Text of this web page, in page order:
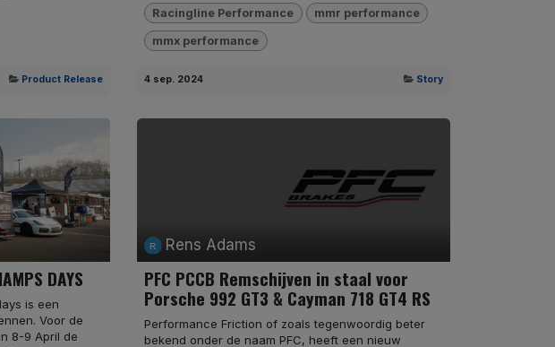
Product Release
Racingline Performance mmr performance
mmx performance
4 sep. 2024 Story
DAYS
is een
Voor de
8-9 April de
Rens Adams
PFC PCCB Remschijven in staal voor
Porsche 992 GT3 & Cayman 718 GT4 RS
Performance Friction of zoals tegenwoordig beter
bekend onder de naam PFC, heeft een nieuw